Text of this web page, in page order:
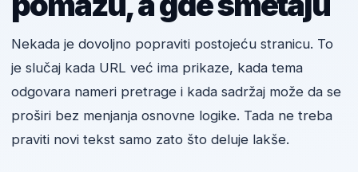
Nekada je dovoljno popraviti postojeću stranicu. To
je slučaj kada URL već ima prikaze, kada tema
odgovara nameri pretrage i kada sadržaj može da se
proširi bez menjanja osnovne logike. Tada ne treba
praviti novi tekst samo zato što deluje lakše.